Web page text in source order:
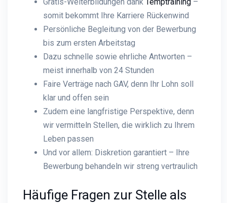
somit bekommt Ihre Karriere Rückenwind
Persönliche Begleitung von der Bewerbung
bis zum ersten Arbeitstag
Dazu schnelle sowie ehrliche Antworten –
meist innerhalb von 24 Stunden
Faire Verträge nach GAV, denn Ihr Lohn soll
klar und offen sein
Zudem eine langfristige Perspektive, denn
wir vermitteln Stellen, die wirklich zu Ihrem
Leben passen
Und vor allem: Diskretion garantiert – Ihre
Bewerbung behandeln wir streng vertraulich
Häufige Fragen zur Stelle als